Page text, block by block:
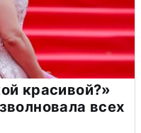
красивой?»
всех